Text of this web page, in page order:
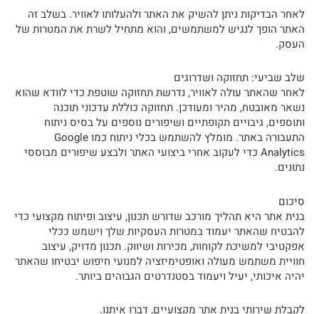
לאחר הבדיקות ניתן להשיק את האתר ולהעלותו לאוויר. בשלב זה
האתר הופך לנגיש למשתמשים, והוא מתחיל לשרת את המטרות של
העסק.
שלב שביעי: תחזוקה ושדרוגים
לאחר שהאתר עולה לאוויר, נדרשת תחזוקה שוטפת כדי לוודא שהוא
נשאר מאובטח, מהיר ומעודכן. תחזוקה כוללת עדכוני תוכנה
ותוספים, גיבויים תקופתיים ושיפורים נוספים על בסיס ניתוח
התעבורה באתר. מומלץ להשתמש בכלי ניתוח כמו Google
Analytics כדי לעקוב אחרי ביצועי האתר ולבצע שיפורים מבוססי
נתונים.
סיכום
בנית אתר היא תהליך מורכב שדורש תכנון, עיצוב ופיתוח מקצועי כדי
להבטיח שהאתר יעמוד במטרות העסקיות שלך וישמש ככלי
אפקטיבי למשיכת לקוחות, מכירות ושיווק. תכנון מדויק, עיצוב
חוויית משתמש מעולה ואופטימיזציה למנועי חיפוש יבטיחו שהאתר
יהיה איכותי, יעיל ויעמוד בסטנדרטים הגבוהים ביותר.
לקבלת שירותי בנית אתר מקצועיים, דברו איתנו.